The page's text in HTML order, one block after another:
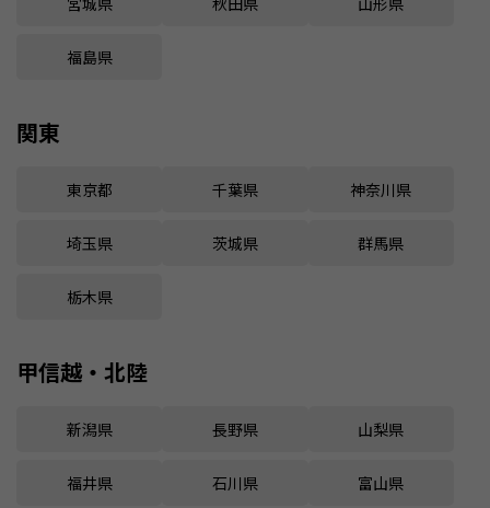
福島県
関東
東京都 千葉県 神奈川県
埼玉県 茨城県 群馬県
栃木県
甲信越・北陸
新潟県 長野県 山梨県
福井県 石川県 富山県